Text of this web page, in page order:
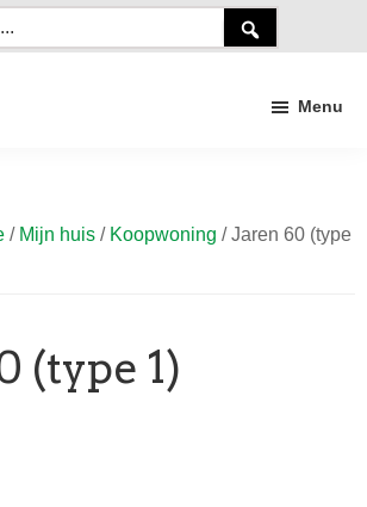
Menu
/ Mijn huis / Koopwoning /Jaren 60 (type
(type 1)